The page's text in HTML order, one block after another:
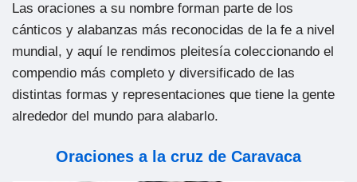
Las oraciones a su nombre forman parte de los
cánticos y alabanzas más reconocidas de la fe a nivel
mundial, y aquí le rendimos pleitesía coleccionando el
compendio más completo y diversificado de las
distintas formas y representaciones que tiene la gente
alrededor del mundo para alabarlo.
Oraciones a la cruz de Caravaca